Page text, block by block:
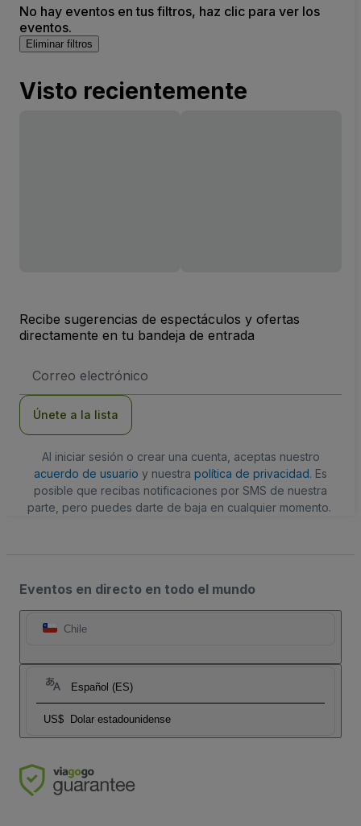
No hay eventos en tus filtros, haz clic para ver los
eventos.
Eliminar filtros
Visto recientemente
Recibe sugerencias de espectáculos y ofertas
directamente en tu bandeja de entrada
de
Únete a la lista
Al iniciar sesión o crear una cuenta, aceptas nuestro
acuerdo de usuario y nuestra política de privacidad. Es
posible que recibas notificaciones por SMS de nuestra
parte, pero puedes darte de baja en cualquier momento.
Eventos en directo en todo el mundo
Chile
Español (ES)
US$ Dolar estadounidense